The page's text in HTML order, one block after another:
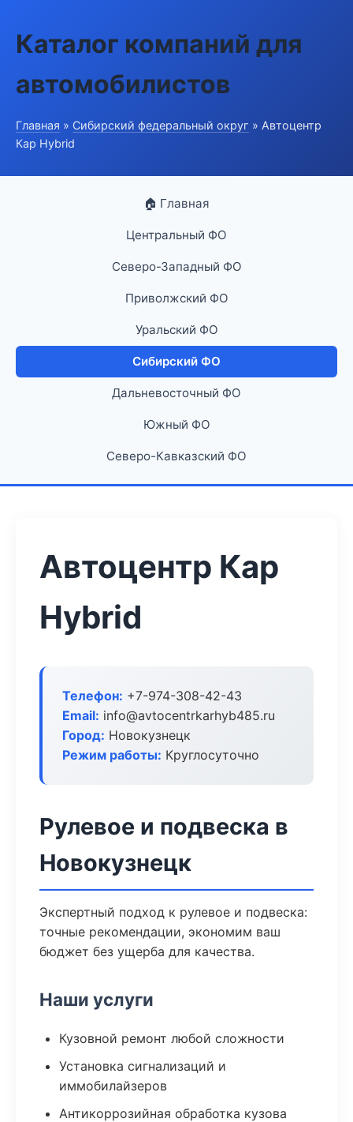
Каталог компаний для
автомобилистов
Главная » Сибирский федеральный округ » Автоцентр
Кар Hybrid
🏠 Главная
Центральный ФО
Северо-Западный ФО
Приволжский ФО
Уральский ФО
Сибирский ФО
Дальневосточный ФО
Южный ФО
Северо-Кавказский ФО
Автоцентр Кар
Hybrid
Телефон: +7-974-308-42-43
Email: info@avtocentrkarhyb485.ru
Город: Новокузнецк
Режим работы: Круглосуточно
Рулевое и подвеска в
Новокузнецк
Экспертный подход к рулевое и подвеска:
точные рекомендации, экономим ваш
бюджет без ущерба для качества.
Наши услуги
Кузовной ремонт любой сложности
Установка сигнализаций и
иммобилайзеров
Антикоррозийная обработка кузова